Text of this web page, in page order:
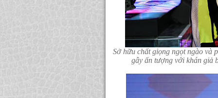
Sở hữu chất giọng ngọt ngào và
gây ấn tượng với khán giả